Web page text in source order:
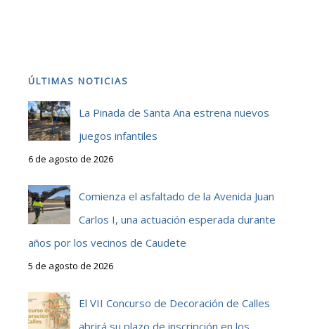
ÚLTIMAS NOTICIAS
La Pinada de Santa Ana estrena nuevos
juegos infantiles
6 de agosto de 2026
Comienza el asfaltado de la Avenida Juan
Carlos I, una actuación esperada durante
años por los vecinos de Caudete
5 de agosto de 2026
El VII Concurso de Decoración de Calles
abrirá su plazo de inscripción en los